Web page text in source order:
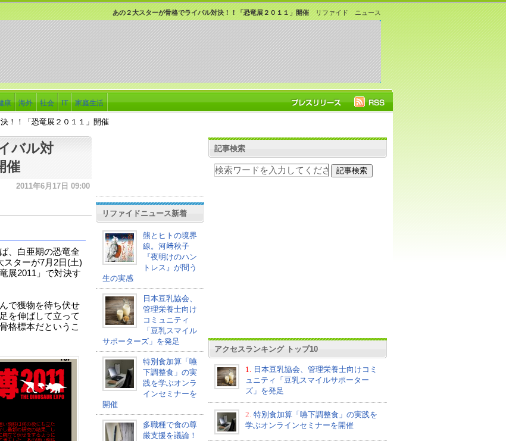
リファイド ニュース
あの２大スターが骨格でライバル対決！！「恐竜展２０１１」開催
康 海外 社会 IT 家庭生活
！！「恐竜展２０１１」開催
バル対
催
2011年6月17日 09:00
、白亜期の恐竜全
スターが7月2日(土)
展2011」で対決す
で獲物を待ち伏せ
を伸ばして立って
格標本だというこ
リファイドニュース新着
熊とヒトの境界
線。河﨑秋子
『夜明けのハン
トレス』が問う
生の実感
日本豆乳協会、
管理栄養士向け
コミュニティ
「豆乳スマイル
サポーターズ」を発足
特別食加算「嚥
下調整食」の実
践を学ぶオンラ
インセミナーを
開催
多職種で食の尊
厳支援を議論！
記事検索
アクセスランキング トップ10
1.
日本豆乳協会、管理栄養士向けコミ
ュニティ「豆乳スマイルサポーター
ズ」を発足
2. 特別食加算「嚥下調整食」の実践を
学ぶオンラインセミナーを開催